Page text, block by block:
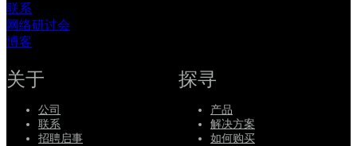
联系
网络研讨会
博客
关于
公司
联系
招聘启事
探寻
产品
解决方案
如何购买